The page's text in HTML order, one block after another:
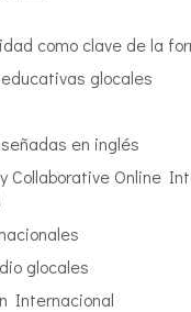
como clave de la
glocales
en inglés
Collaborative Online
glocales
Internacional